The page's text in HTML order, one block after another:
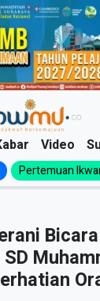
Video
Pertemuan